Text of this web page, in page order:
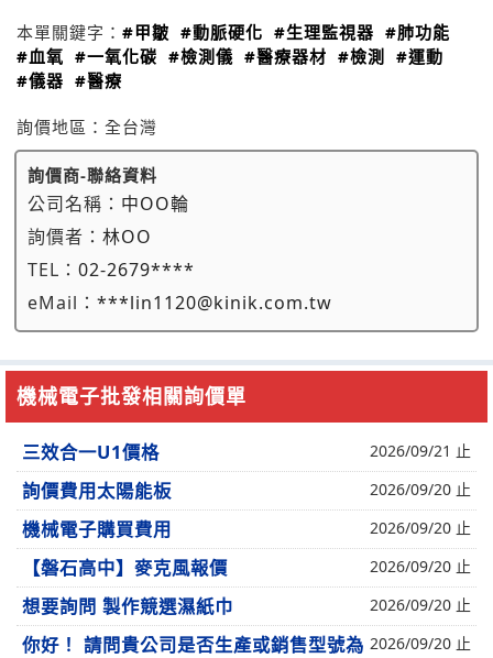
本單關鍵字： #甲皺 #動脈硬化 #生理監視器 #肺功能
#血氧 #一氧化碳 #檢測儀 #醫療器材 #檢測
#運動
#儀器 #醫療
詢價地區： 全台灣
詢價商-聯絡資料
公司名稱： 中OO輪
詢價者： 林OO
TEL： 02-2679****
eMail： ***lin1120@kinik.com.tw
機械電子批發相關詢價單
三效合一U1價格 2026/09/21 止
詢價費用太陽能板 2026/09/20 止
機械電子購買費用 2026/09/20 止
【磐石高中】麥克風報價 2026/09/20 止
想要詢問 製作競選濕紙巾 2026/09/20 止
你好！ 請問貴公司是否生產或銷售型號為 2026/09/20 止